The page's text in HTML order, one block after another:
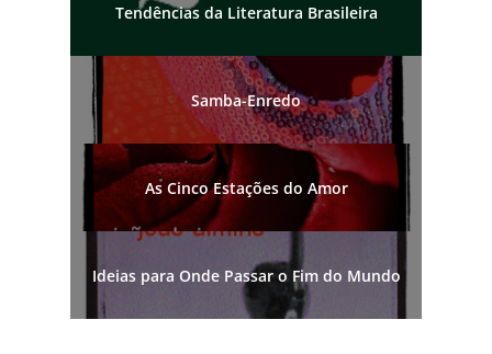
Tendências da Literatura Brasileira
Samba-Enredo
As Cinco Estações do Amor
Ideias para Onde Passar o Fim do Mundo